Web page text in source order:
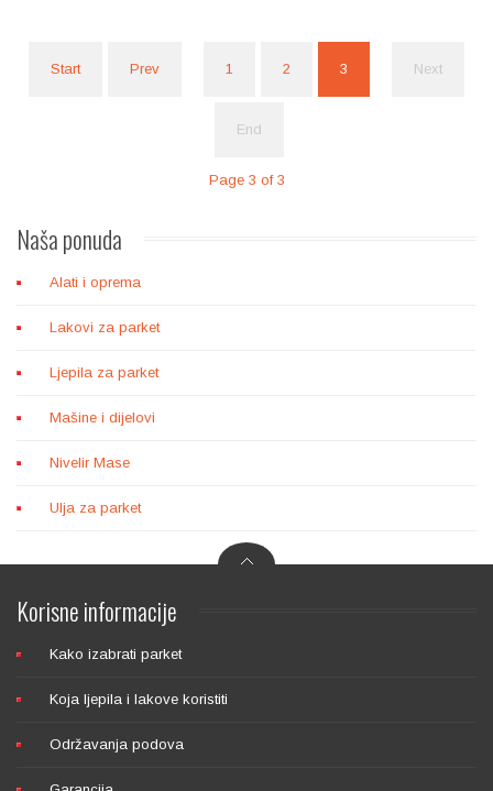
Start Prev 1 2 3 Next
End
Page 3 of 3
Našaponuda
Alati i oprema
Lakovi za parket
Ljepila za parket
Mašine i dijelovi
Nivelir Mase
Ulja za parket
Korisneinformacije
Kako izabrati parket
Koja ljepila i lakove koristiti
Održavanja podova